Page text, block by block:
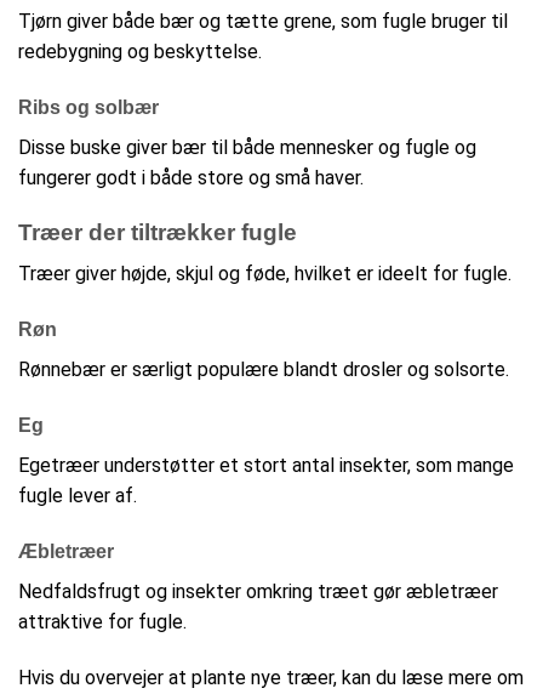
Tjørn giver både bær og tætte grene, som fugle bruger til
redebygning og beskyttelse.
Ribs og solbær
Disse buske giver bær til både mennesker og fugle og
fungerer godt i både store og små haver.
Træer der tiltrækker fugle
Træer giver højde, skjul og føde, hvilket er ideelt for fugle.
Røn
Rønnebær er særligt populære blandt drosler og solsorte.
Eg
Egetræer understøtter et stort antal insekter, som mange
fugle lever af.
Æbletræer
Nedfaldsfrugt og insekter omkring træet gør æbletræer
attraktive for fugle.
Hvis du overvejer at plante nye træer, kan du læse mere om